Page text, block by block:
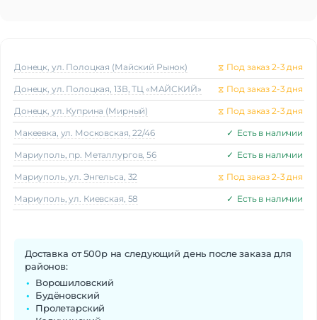
Донецк, ул. Полоцкая (Майский Рынок) ⧖ Под заказ 2-3 дня
Донецк, ул. Полоцкая, 13В, ТЦ «МАЙСКИЙ» ⧖ Под заказ 2-3 дня
Донецк, ул. Куприна (Мирный) ⧖ Под заказ 2-3 дня
Макеeвка, ул. Московская, 22/46 ✓ Есть в наличии
Мариуполь, пр. Металлургов, 56 ✓ Есть в наличии
Мариуполь, ул. Энгельса, 32 ⧖ Под заказ 2-3 дня
Мариуполь, ул. Киевская, 58 ✓ Есть в наличии
Доставка от 500р на следующий день после заказа для
районов:
Ворошиловский
Будёновский
Пролетарский